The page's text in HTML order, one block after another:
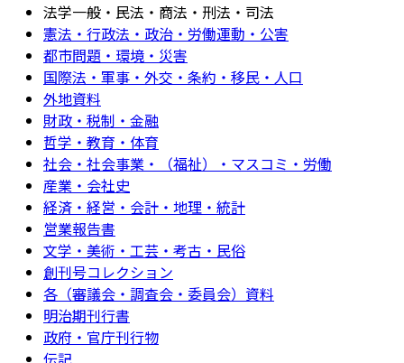
法学一般・民法・商法・刑法・司法
憲法・行政法・政治・労働運動・公害
都市問題・環境・災害
国際法・軍事・外交・条約・移民・人口
外地資料
財政・税制・金融
哲学・教育・体育
社会・社会事業・（福祉）・マスコミ・労働
産業・会社史
経済・経営・会計・地理・統計
営業報告書
文学・美術・工芸・考古・民俗
創刊号コレクション
各（審議会・調査会・委員会）資料
明治期刊行書
政府・官庁刊行物